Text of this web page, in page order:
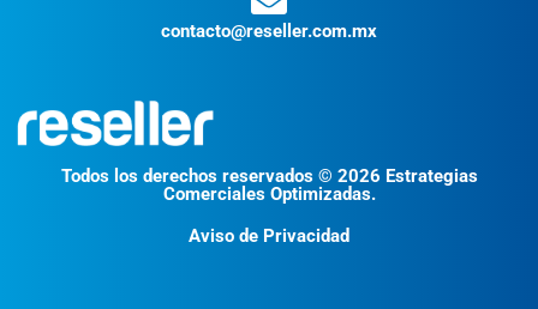
contacto@reseller.com.mx
Todos los derechos reservados © 2026 Estrategias
Comerciales Optimizadas.
Aviso de Privacidad